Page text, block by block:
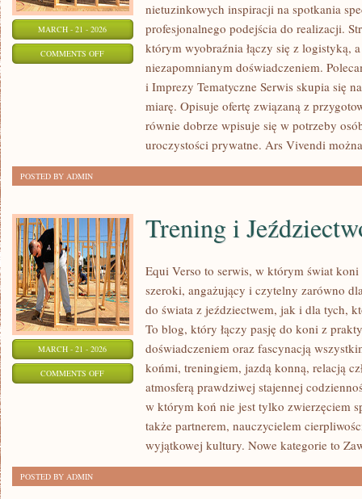
MARCH - 21 - 2026
COMMENTS OFFON
nietuzinkowych inspiracji na spotkania
profesjonalnego podejścia do realizacji.
którym wyobraźnia łączy się z logistyką,
niezapomnianym doświadczeniem.
i Imprezy Tematyczne Serwis skupia się
miarę. Opisuje ofertę związaną z
równie dobrze wpisuje się w potrzeby
uroczystości prywatne. Ars Vivendi można
POSTED BY ADMIN
MARCH - 21 - 2026
COMMENTS OFFON
JEŹDZIECTWO
Trening i
Equi Verso to serwis, w którym świat
szeroki, angażujący i czytelny zarówno
do świata z jeździectwem, jak i dla tych,
To blog, który łączy pasję do koni z
doświadczeniem oraz fascynacją
końmi, treningiem, jazdą konną, relacją
atmosferą prawdziwej stajennej
w którym koń nie jest tylko zwierzęciem
także partnerem, nauczycielem
wyjątkowej kultury. Nowe kategorie to
POSTED BY ADMIN